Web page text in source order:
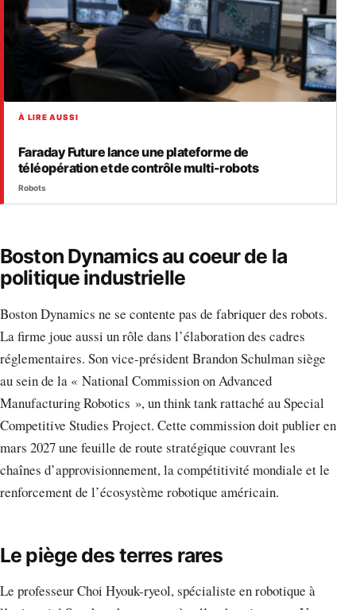
À LIRE AUSSI
Faraday Future lance une plateforme de
téléopération et de contrôle multi-robots
Robots
Boston Dynamics au coeur de la
politique industrielle
Boston Dynamics ne se contente pas de fabriquer des robots.
La firme joue aussi un rôle dans l’élaboration des cadres
réglementaires. Son vice-président Brandon Schulman siège
au sein de la « National Commission on Advanced
Manufacturing Robotics », un think tank rattaché au Special
Competitive Studies Project. Cette commission doit publier en
mars 2027 une feuille de route stratégique couvrant les
chaînes d’approvisionnement, la compétitivité mondiale et le
renforcement de l’écosystème robotique américain.
Le piège des terres rares
Le professeur Choi Hyouk-ryeol, spécialiste en robotique à